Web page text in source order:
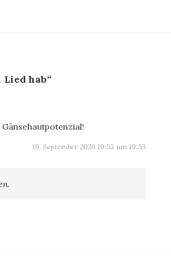
hab“
19. September 2020 19:53 um 19:53